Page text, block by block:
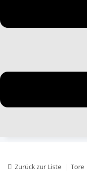
Zurück zur Liste Tore